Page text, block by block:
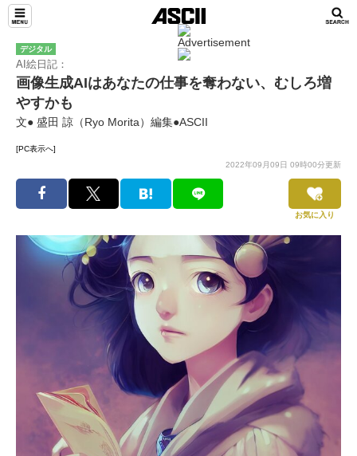
デジタル
AI絵日記：
画像生成AIはあなたの仕事を奪わない、むしろ増
やすかも
文● 盛田 諒（Ryo Morita）編集●ASCII
[PC表示へ]
2022年09月09日 09時00分更新
お気に入り